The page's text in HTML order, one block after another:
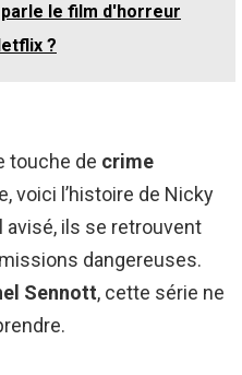
parle le film d'horreur
?
touche de crime
voici l’histoire de Nicky
avisé, ils se retrouvent
dangereuses.
Sennott, cette série ne